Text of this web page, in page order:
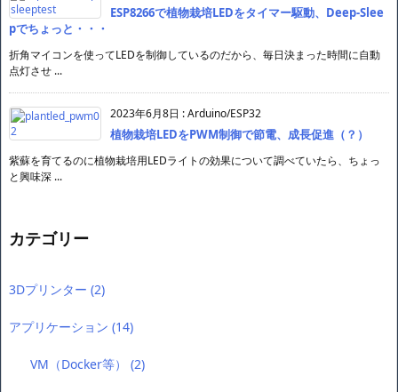
ESP8266で植物栽培LEDをタイマー駆動、Deep-Slee
pでちょっと・・・
折角マイコンを使ってLEDを制御しているのだから、毎日決まった時間に自動
点灯させ ...
2023年6月8日 :Arduino/ESP32
植物栽培LEDをPWM制御で節電、成長促進（？）
紫蘇を育てるのに植物栽培用LEDライトの効果について調べていたら、ちょっ
と興味深 ...
カテゴリー
3Dプリンター (2)
アプリケーション (14)
VM（Docker等）(2)